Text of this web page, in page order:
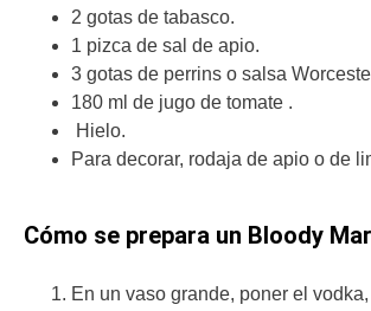
2 gotas de tabasco.
1 pizca de sal de apio.
3 gotas de perrins o salsa
180 ml de jugo de tomate .
Hielo.
Para decorar, rodaja de apio o de
Cómo se prepara un Bloody
En un vaso grande, poner el